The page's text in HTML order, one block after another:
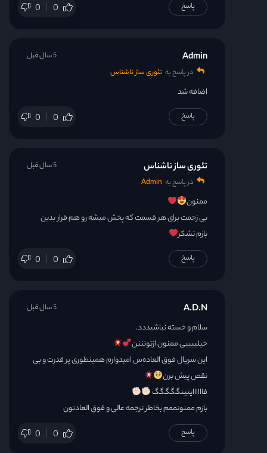
0 0 پاسخ
Admin
در پاسخ به تئوری ساز ناشناس
اضافه شد
0 0
5 سال قبل
پاسخ
تئوری ساز ناشناس
در پاسخ به Admin
ممنون
بی زحمت برای هر قسمت که پخش میشه رو هم قرار بدین
بازم تشکر
0 0
5 سال قبل
پاسخ
A.D.N
سلام و خسته نباشیددد.
خیلییییی ممنون ازتونننن
این سریال فوق العاده‌س امیدوارم همینطوری پر قدرت و بی
نقص پیش برن
فاااااایتینگگگگگ
بازم ممنونممم بخاطر ترجمه عالی و فوق العادتون
0 0
5 سال قبل
پاسخ